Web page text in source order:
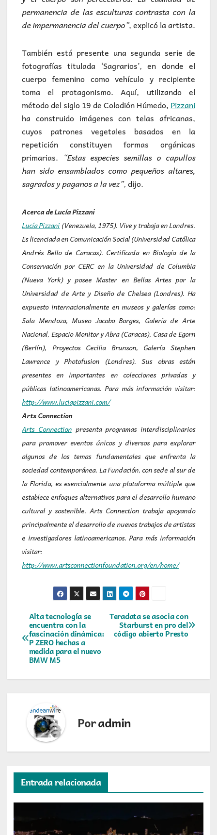
permanencia de las esculturas contrasta con la
de impermanencia del cuerpo”, explicó la artista.
También está presente una segunda serie de
fotografías titulada ‘Sagrarios’, en donde el
cuerpo femenino como vehículo y recipiente
toma el protagonismo. Aquí, utilizando el
método del siglo 19 de Colodión Húmedo, Pizzani
ha construido imágenes con telas africanas,
cuyos patrones vegetales basados en la
repetición constituyen formas orgánicas
primarias. “Estas especies semillas o capullos
han sido ensamblados como pequeños altares,
sagrados y paganos a la vez”, dijo.
Acerca de Lucía Pizzani
Lucía Pizzani (Venezuela, 1975). Vive y trabaja en Londres.
Es licenciada en Comunicación Social (Universidad Católica
Andrés Bello de Caracas). Certificada en Biología de la
Conservación por CERC en la Universidad de Columbia
(Nueva York) y posee Master en Bellas Artes por la
Universidad de Arte y Diseño de Chelsea (Londres). Ha
expuesto internacionalmente en museos y galerías como:
Sala Mendoza, Museo Jacobo Borges, Galería de Arte
Nacional, Espacio Monitor y Abra (Caracas), Casa de Egorn
(Berlín), Proyectos Cecilia Brunson, Galería Stephen
Lawrence y Photofusion (Londres). Sus obras están
presentes en importantes en colecciones privadas y
públicas latinoamericanas. Para más información visitar:
http://www.luciapizzani.com/
Arts Connection
Arts Connectionpresenta programas interdisciplinarios
para promover eventos únicos y diversos para explorar
algunos de los temas fundamentales que enfrenta la
sociedad contemporánea. La Fundación, con sede al sur de
la Florida, es esencialmente una plataforma múltiple que
establece enfoques alternativos para el desarrollo humano
cultural y sostenible. Arts Connection trabaja apoyando
principalmente el desarrollo de nuevos trabajos de artistas
e investigadores latinoamericanos. Para más información
visitar:
http://www.artsconnectionfoundation.org/en/home/
Navegación
de
entradas
Teradata se asocia con
Starburst en pro del
código abierto Presto
Alta tecnología se
encuentra con la
fascinación dinámica:
P ZERO hechas a
medida para el nuevo
BMW M5
Poradmin
Entrada relacionada